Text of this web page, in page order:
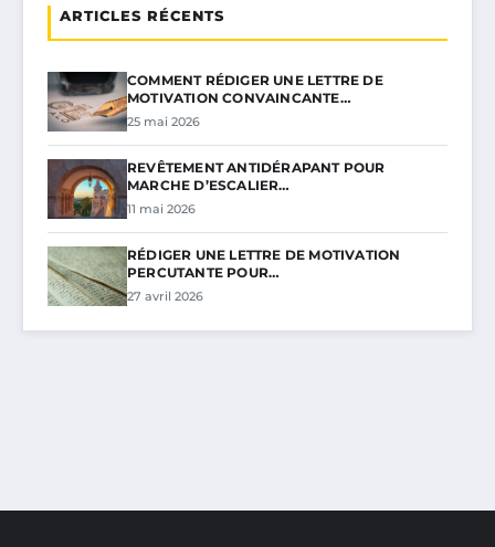
ARTICLES RÉCENTS
COMMENT RÉDIGER UNE LETTRE DE
MOTIVATION CONVAINCANTE…
25 mai 2026
REVÊTEMENT ANTIDÉRAPANT POUR
MARCHE D’ESCALIER…
11 mai 2026
RÉDIGER UNE LETTRE DE MOTIVATION
PERCUTANTE POUR…
27 avril 2026